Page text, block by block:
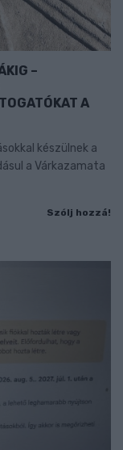
–
A
készülnek a
a Várkazamata
Szólj hozzá!